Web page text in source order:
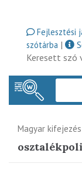
Fejlesztési
szótárba |
Keresett szó
Magyar kifejezés